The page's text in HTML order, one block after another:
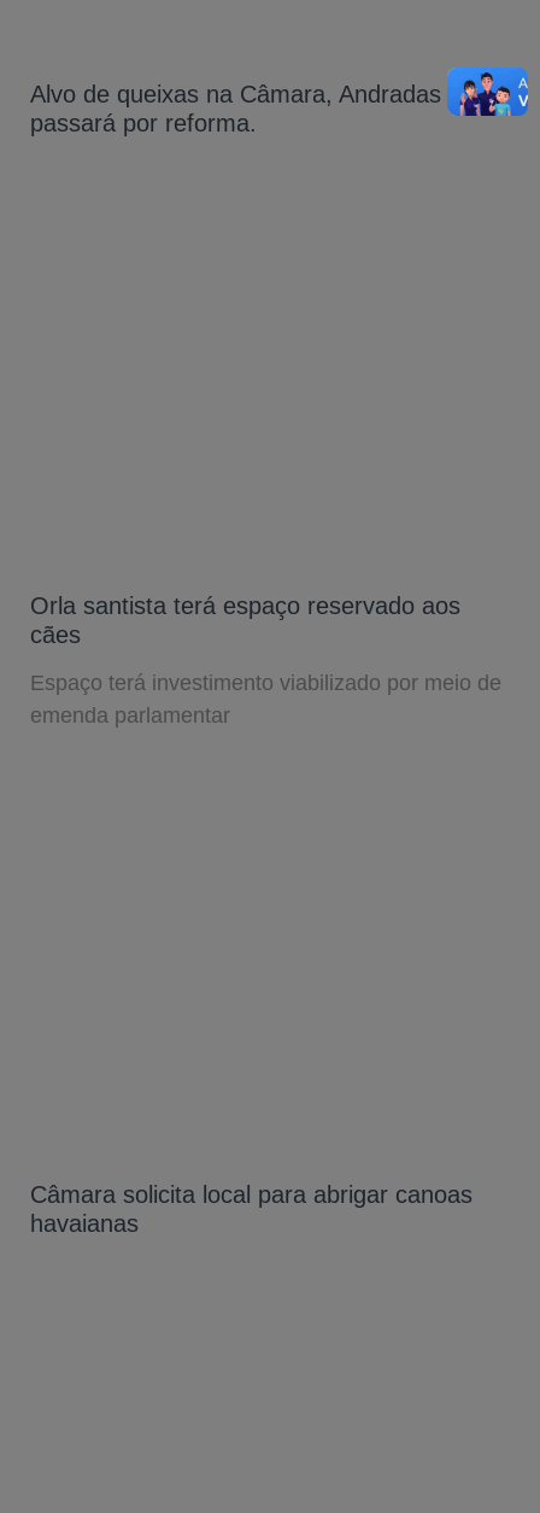
Alvo de queixas na Câmara, Andradas
passará por reforma.
Orla santista terá espaço reservado aos
cães
Espaço terá investimento viabilizado por meio de
emenda parlamentar
Câmara solicita local para abrigar canoas
havaianas